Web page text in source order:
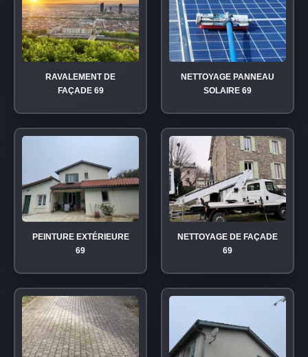
RAVALEMENT DE
FAÇADE 69
NETTOYAGE PANNEAU
SOLAIRE 69
PEINTURE EXTÉRIEURE
69
NETTOYAGE DE FAÇADE
69